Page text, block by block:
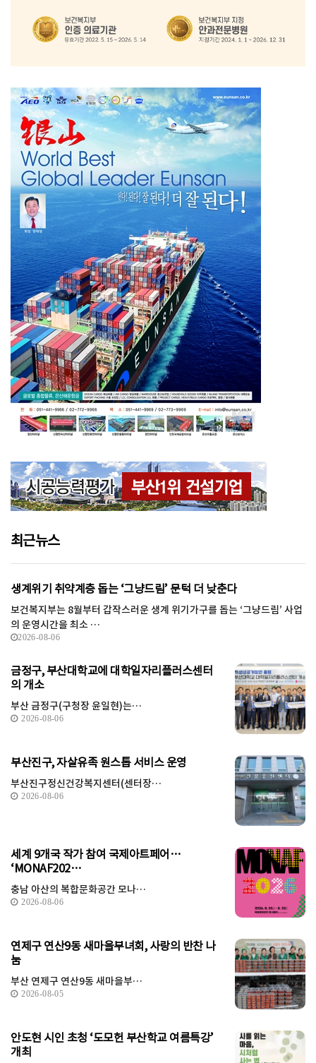
최근뉴스
생계위기 취약계층 돕는 ‘그냥드림’ 문턱 더 낮춘다
보건복지부는 8월부터 갑작스러운 생계 위기가구를 돕는 ‘그냥드림’ 사업
의 운영시간을 최소 …
2026-08-06
금정구, 부산대학교에 대학일자리플러스센터
의 개소
부산 금정구(구청장 윤일현)는…
2026-08-06
부산진구, 자살유족 원스톱 서비스 운영
부산진구정신건강복지센터(센터장…
2026-08-06
세계 9개국 작가 참여 국제아트페어…
‘MONAF202…
충남 아산의 복합문화공간 모나…
2026-08-06
연제구 연산9동 새마을부녀회, 사랑의 반찬 나
눔
부산 연제구 연산9동 새마을부…
2026-08-05
안도현 시인 초청 ‘도모헌 부산학교 여름특강’
개최